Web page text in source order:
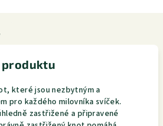
které jsou nezbytným a
pro každého milovníka svíček.
zastřižené a připravené